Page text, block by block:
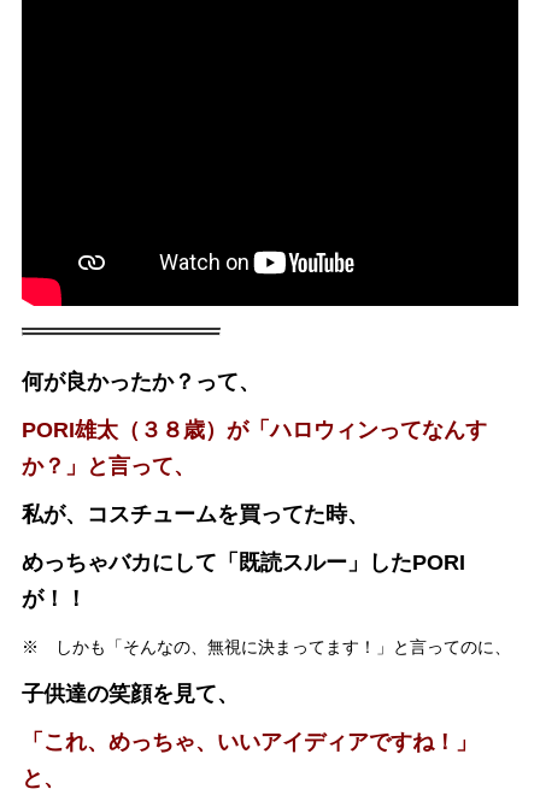
何が良かったか？って、
PORI雄太（３８歳）が「ハロウィンってなんす
か？」と言って、
私が、コスチュームを買ってた時、
めっちゃバカにして「既読スルー」したPORI
が！！
※ しかも「そんなの、無視に決まってます！」と言ってのに、
子供達の笑顔を見て、
「これ、めっちゃ、いいアイディアですね！」
と、